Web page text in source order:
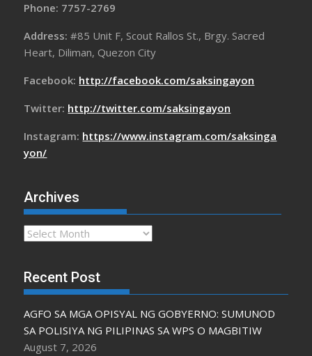
Phone: 7757-2769
Address:#85 Unit F, Scout Rallos St., Brgy. Sacred
Heart, Diliman, Quezon City
Facebook: http://facebook.com/saksingayon
Twitter: http://twitter.com/saksingayon
Instagram: https://www.instagram.com/saksinga
yon/
Archives
Archives
Recent Post
AGFO SA MGA OPISYAL NG GOBYERNO: SUMUNOD
SA POLISIYA NG PILIPINAS SA WPS O MAGBITIW
August 7, 2026